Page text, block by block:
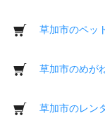
草加市のペッ
草加市のめが
草加市のレン